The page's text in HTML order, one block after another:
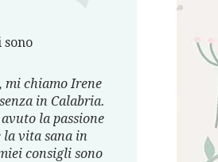
mi chiamo Irene
in Calabria.
la passione
la vita sana in
consigli sono